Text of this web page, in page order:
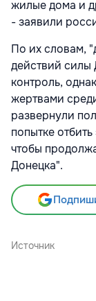
жилые дома и
- заявили
По их словам,
действий силы
контроль,
жертвами
развернули
попытке
чтобы
Донецка".
Источник